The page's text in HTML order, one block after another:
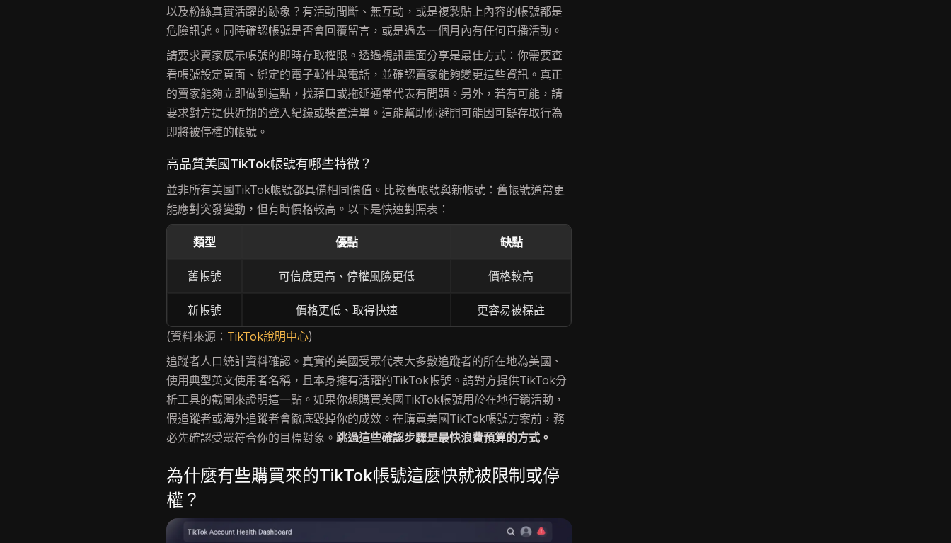
以及粉絲真實活躍的跡象？有活動間斷、無互動，或是複製貼上內容的帳號都是
危險訊號。同時確認帳號是否會回覆留言，或是過去一個月內有任何直播活動。
請要求賣家展示帳號的即時存取權限。透過視訊畫面分享是最佳方式：你需要查
看帳號設定頁面、綁定的電子郵件與電話，並確認賣家能夠變更這些資訊。真正
的賣家能夠立即做到這點，找藉口或拖延通常代表有問題。另外，若有可能，請
要求對方提供近期的登入紀錄或裝置清單。這能幫助你避開可能因可疑存取行為
即將被停權的帳號。
高品質美國TikTok帳號有哪些特徵？
並非所有美國TikTok帳號都具備相同價值。比較舊帳號與新帳號：舊帳號通常更
能應對突發變動，但有時價格較高。以下是快速對照表：
類型 優點 缺點
舊帳號 可信度更高、停權風險更低 價格較高
新帳號 價格更低、取得快速
更容易被標註
(資料來源： TikTok說明中心)
追蹤者人口統計資料確認。真實的美國受眾代表大多數追蹤者的所在地為美國、
使用典型英文使用者名稱，且本身擁有活躍的TikTok帳號。請對方提供TikTok分
析工具的截圖來證明這一點。如果你想購買美國TikTok帳號用於在地行銷活動，
假追蹤者或海外追蹤者會徹底毀掉你的成效。在購買美國TikTok帳號方案前，務
必先確認受眾符合你的目標對象。跳過這些確認步驟是最快浪費預算的方式。
為什麼有些購買來的TikTok帳號這麼快就被限制或停
權？